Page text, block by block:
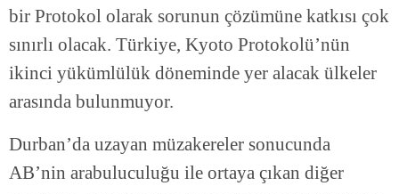
bir Protokol olarak sorunun çözümüne katkısı çok
sınırlı olacak. Türkiye, Kyoto Protokolü’nün
ikinci yükümlülük döneminde yer alacak ülkeler
arasında bulunmuyor.
Durban’da uzayan müzakereler sonucunda
AB’nin arabuluculuğu ile ortaya çıkan diğer